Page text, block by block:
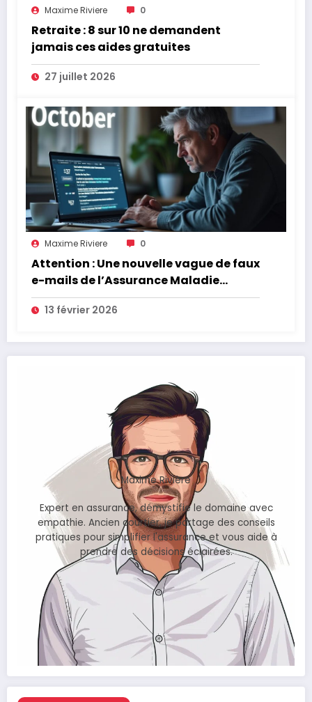
Maxime Riviere 0
Retraite : 8 sur 10 ne demandent
jamais ces aides gratuites
27 juillet 2026
Maxime Riviere 0
Attention : Une nouvelle vague de faux
e-mails de l’Assurance Maladie
menace la couverture de vos frais de
santé
13 février 2026
Maxime Rivière
Expert en assurance, démystifie le domaine avec
empathie. Ancien courtier, je partage des conseils
pratiques pour simplifier l'assurance et vous aide à
prendre des décisions éclairées.